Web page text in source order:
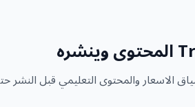
الاسعار والمحتوى التعليمي قبل